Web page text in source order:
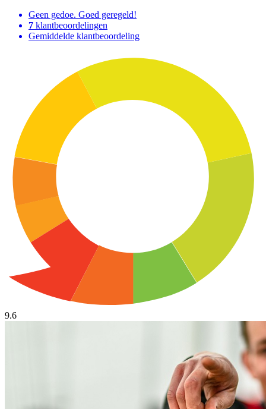
Geen gedoe. Goed geregeld!
7 klantbeoordelingen
Gemiddelde klantbeoordeling
9.6